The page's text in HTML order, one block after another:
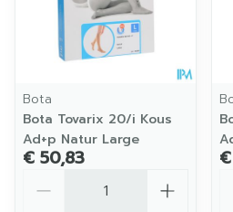
Bota
Bota Tovarix 20/i Kous
Ad+p Natur Large
€ 50,83